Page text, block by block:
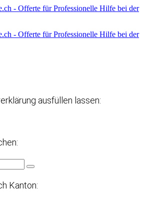
- Offerte für Professionelle Hilfe bei der
- Offerte für Professionelle Hilfe bei der
ausfüllen lassen:
Kanton: